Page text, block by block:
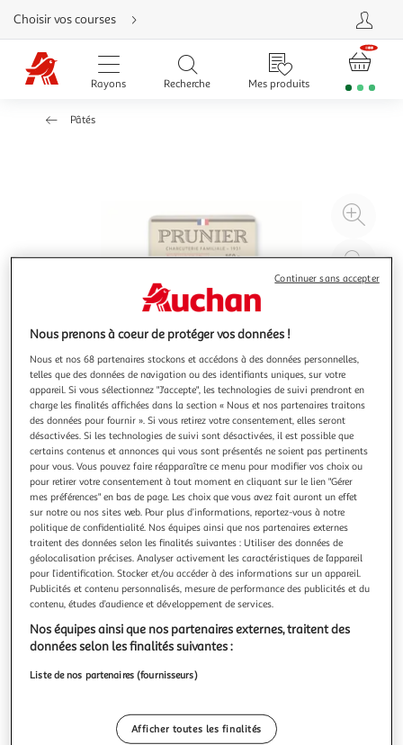
Aller
directement
au
contenu
Aller
directement
Aller
Choisir vos courses
Rayons Recherche Mes produits
Pâtés
à
4.5 (2)
MAISON PRUNIER
Terrine de campagne
Le pâté de campagne traditionnel Prunier a obtenu la
médaille de Bronze 2024 au Concours Général Agricole de
Paris.Pour élaborer notre pâté de campagne traditionnel,
nous utilisons uniquement du porc français Label Rouge.
Son goût authentique est justement équilibré, ce qui ravit
les amateurs de pâ
En savoir +
Vous voulez connaître le prix de ce produit ?
Afficher le prix
Nous prenons à coeur de protéger vos données !
Nous et nos 68 partenaires stockons et accédons à des données personnelles,
telles que des données de navigation ou des identifiants uniques, sur votre
appareil. Si vous sélectionnez "J'accepte", les technologies de suivi prendront en
charge les finalités affichées dans la section « Nous et nos partenaires traitons
des données pour fournir ». Si vous retirez votre consentement, elles seront
désactivées. Si les technologies de suivi sont désactivées, il est possible que
certains contenus et annonces qui vous sont présentés ne soient pas pertinents
pour vous. Vous pouvez faire réapparaître ce menu pour modifier vos choix ou
pour retirer votre consentement à tout moment en cliquant sur le lien "Gérer
mes préférences" en bas de page. Les choix que vous avez fait auront un effet
sur notre ou nos sites web. Pour plus d’informations, reportez-vous à notre
politique de confidentialité. Nos équipes ainsi que nos partenaires externes
traitent des données selon les finalités suivantes : Utiliser des données de
géolocalisation précises. Analyser activement les caractéristiques de l’appareil
pour l’identification. Stocker et/ou accéder à des informations sur un appareil.
Publicités et contenu personnalisés, mesure de performance des publicités et du
contenu, études d’audience et développement de services.
Nos équipes ainsi que nos partenaires externes, traitent des
données selon les finalités suivantes :
Liste de nos partenaires (fournisseurs)
Afficher toutes les finalités
Continuer sans accepter